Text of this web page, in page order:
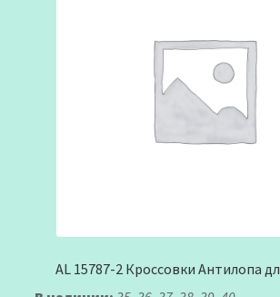
AL 15787-2 Кроссовки Антилопа